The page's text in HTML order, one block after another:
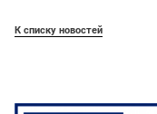
К списку новостей